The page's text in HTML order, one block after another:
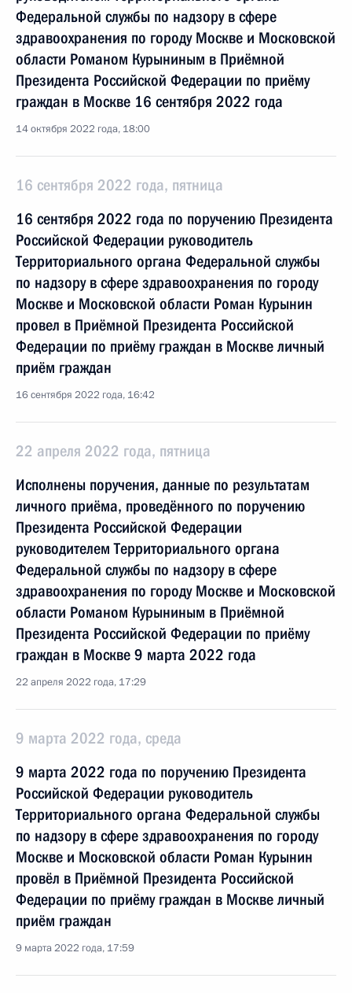
Федеральной службы по надзору в сфере
здравоохранения по городу Москве и Московской
области Романом Курыниным в Приёмной
Президента Российской Федерации по приёму
граждан в Москве 16 сентября 2022 года
14 октября 2022 года, 18:00
16 сентября 2022 года, пятница
16 сентября 2022 года по поручению Президента
Российской Федерации руководитель
Территориального органа Федеральной службы
по надзору в сфере здравоохранения по городу
Москве и Московской области Роман Курынин
провел в Приёмной Президента Российской
Федерации по приёму граждан в Москве личный
приём граждан
16 сентября 2022 года, 16:42
22 апреля 2022 года, пятница
Исполнены поручения, данные по результатам
личного приёма, проведённого по поручению
Президента Российской Федерации
руководителем Территориального органа
Федеральной службы по надзору в сфере
здравоохранения по городу Москве и Московской
области Романом Курыниным в Приёмной
Президента Российской Федерации по приёму
граждан в Москве 9 марта 2022 года
22 апреля 2022 года, 17:29
9 марта 2022 года, среда
9 марта 2022 года по поручению Президента
Российской Федерации руководитель
Территориального органа Федеральной службы
по надзору в сфере здравоохранения по городу
Москве и Московской области Роман Курынин
провёл в Приёмной Президента Российской
Федерации по приёму граждан в Москве личный
приём граждан
9 марта 2022 года, 17:59